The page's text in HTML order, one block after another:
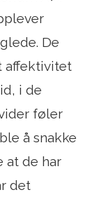
De
affektivitet
i de
føler
å snakke
at de har
det